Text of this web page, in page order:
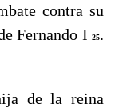
contra su
Fernando I 25.
de la reina